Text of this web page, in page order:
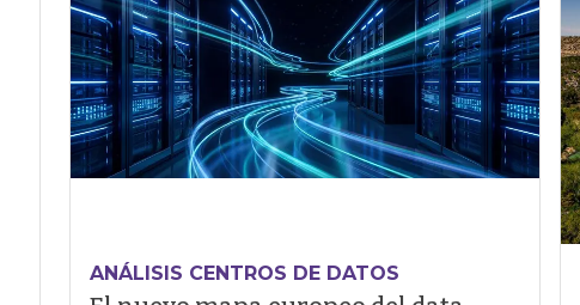
ANÁLISIS CENTROS DE DATOS